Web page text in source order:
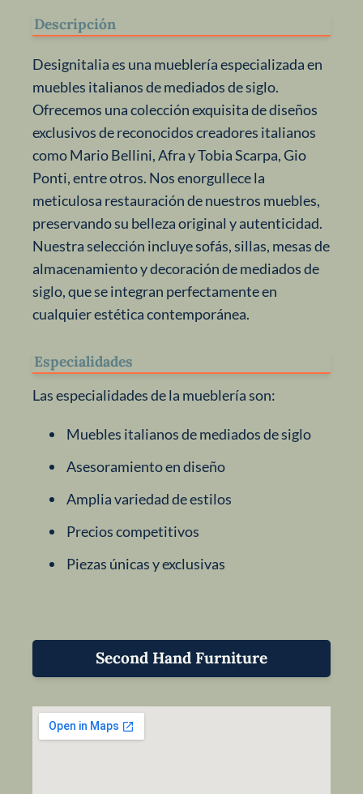
Descripción
Designitalia es una mueblería especializada en
muebles italianos de mediados de siglo.
Ofrecemos una colección exquisita de diseños
exclusivos de reconocidos creadores italianos
como Mario Bellini, Afra y Tobia Scarpa, Gio
Ponti, entre otros. Nos enorgullece la
meticulosa restauración de nuestros muebles,
preservando su belleza original y autenticidad.
Nuestra selección incluye sofás, sillas, mesas de
almacenamiento y decoración de mediados de
siglo, que se integran perfectamente en
cualquier estética contemporánea.
Especialidades
Las especialidades de la mueblería son:
Muebles italianos de mediados de siglo
Asesoramiento en diseño
Amplia variedad de estilos
Precios competitivos
Piezas únicas y exclusivas
Second Hand Furniture